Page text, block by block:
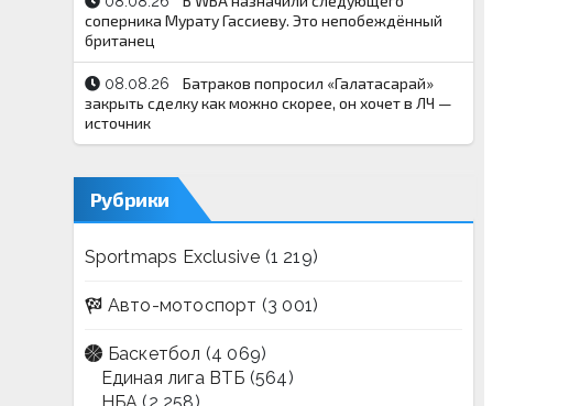
соперника Мурату Гассиеву. Это непобеждённый
британец
08.08.26
Батраков попросил «Галатасарай»
закрыть сделку как можно скорее, он хочет в ЛЧ —
источник
Рубрики
Sportmaps Exclusive (1 219)
Авто-мотоспорт (3 001)
Баскетбол (4 069)
Единая лига ВТБ (564)